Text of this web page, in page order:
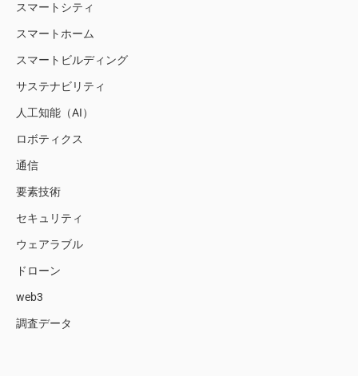
スマートシティ
スマートホーム
スマートビルディング
サステナビリティ
人工知能（AI）
ロボティクス
通信
要素技術
セキュリティ
ウェアラブル
ドローン
web3
調査データ